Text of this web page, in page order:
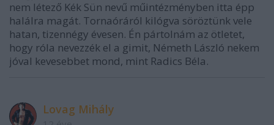
nem létező Kék Sün nevű műintézményben itta épp
halálra magát. Tornaóráról kilógva söröztünk vele
hatan, tizennégy évesen. Én pártolnám az ötletet,
hogy róla nevezzék el a gimit, Németh László nekem
jóval kevesebbet mond, mint Radics Béla.
Lovag Mihály